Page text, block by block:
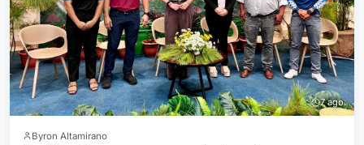
7 ago.
Byron Altamirano